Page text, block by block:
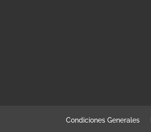
Condiciones Generales